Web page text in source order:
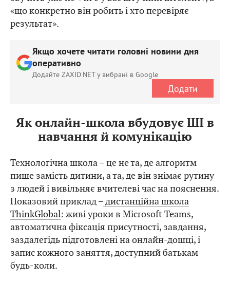
«що конкретно він робить і хто перевіряє
результат».
Якщо хочете читати головні новини дня
оперативно
Додайте ZAXID.NET у вибрані в Google
Додати
Як онлайн-школа вбудовує ШІ в
навчання й комунікацію
Технологічна школа – це не та, де алгоритм
пише замість дитини, а та, де він знімає рутину
з людей і вивільняє вчителеві час на пояснення.
Показовий приклад –дистанційна школа
ThinkGlobal: живі уроки в Microsoft Teams,
автоматична фіксація присутності, завдання,
заздалегідь підготовлені на онлайн-дошці, і
запис кожного заняття, доступний батькам
будь-коли.